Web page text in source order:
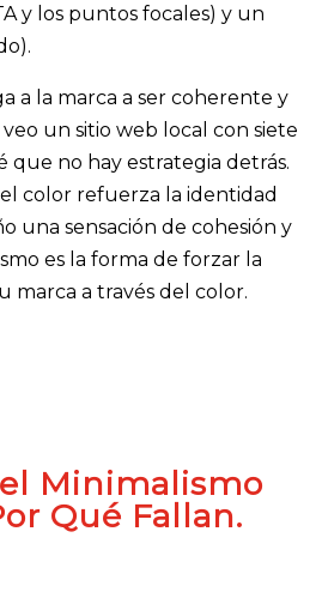
y los puntos focales) y un
a la marca a ser coherente y
un sitio web local con siete
que no hay estrategia detrás.
color refuerza la identidad
una sensación de cohesión y
es la forma de forzar la
marca a través del color.
Minimalismo
Qué Fallan.